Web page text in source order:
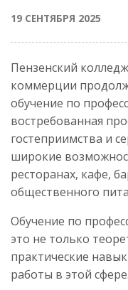
19 СЕНТЯБРЯ 2025
Пензенский
коммерции
обучение по
востребованная
гостеприимства и
широкие
ресторанах, кафе,
общественного
Обучение по
это не только
практические
работы в этой